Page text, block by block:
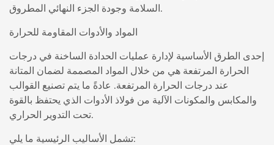
السلامة وجودة الجزء النهائي المطروق.
المواد والأدوات المقاومة للحرارة
إحدى الطرق الأساسية لإدارة عمليات الحدادة الساخنة في درجات
الحرارة المرتفعة هي من خلال المواد المصممة لضمان المتانة
عند درجات الحرارة المرتفعة. عادةً ما يتم تصنيع القوالب
والمكابس والمكونات الآلية من فولاذ الأدوات الذي يحتفظ بالقوة
تحت التدوير الحراري.
تشمل الأساليب الرئيسية ما يلي: